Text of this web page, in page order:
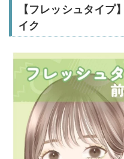
【フレッシュタイプ
イク